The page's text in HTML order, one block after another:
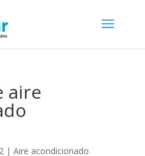
aire
| Aire acondicionado